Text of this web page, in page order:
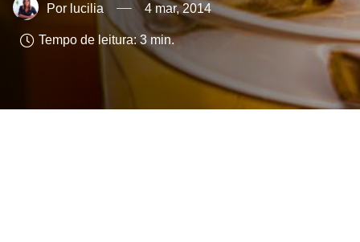
lucilia 4 mar, 2014
Tempo de leitura: 3 min.